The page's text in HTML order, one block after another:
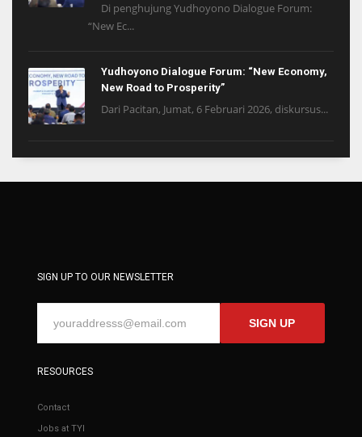
Di penghujung Yudhoyono Dialogue Forum:
“New Ec...
Yudhoyono Dialogue Forum: “New Economy,
New Road to Prosperity”
Dari Pacitan, Jumat, 6 Februari 2026, diskursus...
SIGN UP TO OUR NEWSLETTER
SIGN UP
RESOURCES
Contact
Jobs at TYI